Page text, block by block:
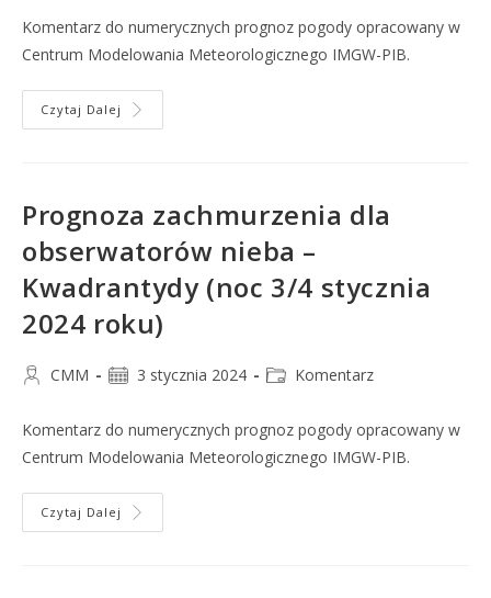
Komentarz do numerycznych prognoz pogody opracowany w
Centrum Modelowania Meteorologicznego IMGW-PIB.
Czytaj Dalej
Prognoza zachmurzenia dla
obserwatorów nieba –
Kwadrantydy (noc 3/4 stycznia
2024 roku)
CMM 3 stycznia 2024 Komentarz
Komentarz do numerycznych prognoz pogody opracowany w
Centrum Modelowania Meteorologicznego IMGW-PIB.
Czytaj Dalej